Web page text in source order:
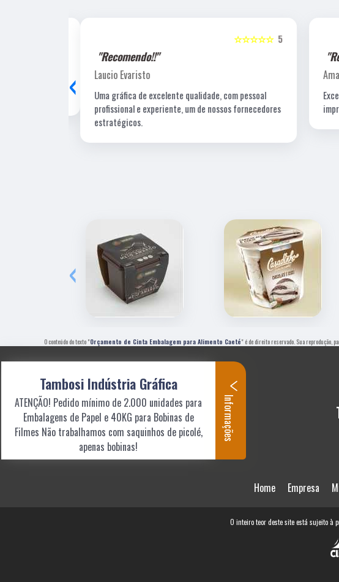
5
☆☆☆☆☆
"Recomendo!!"
Laucio Evaristo
Uma gráfica de excelente qualidade, com pessoal
profissional e experiente, um de nossos fornecedores
estratégicos.
‹
‹
O conteúdo do texto "Orçamento de Cinta Embalagem para Alimento Caeté" é de direito reservado. Sua reprodução,
Home Empresa
O inteiro teor deste site está sujeito à
Tambosi Indústria Gráfica
ATENÇÃO! Pedido mínimo de 2.000 unidades para
Embalagens de Papel e 40KG para Bobinas de
Filmes Não trabalhamos com saquinhos de picolé,
apenas bobinas!
Informações